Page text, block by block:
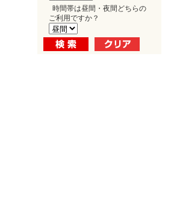
時間帯は昼間・夜間どちらの
ご利用ですか？